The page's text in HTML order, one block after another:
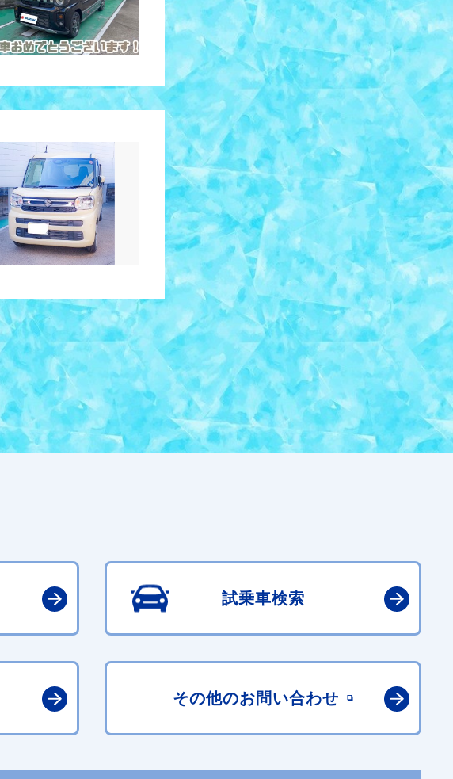
試乗車検索
その他のお問い合わせ